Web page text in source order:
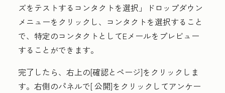
ズをテストするコンタクトを選択」
ドロップダウン
メニューをクリックし、 コンタクトを選択すること
で、特定のコンタクトとしてEメールをプレビュー
することができます。
完了したら、右上の[確認とページ]をクリックしま
す。 右側のパネルで[公開]をクリックしてアンケー